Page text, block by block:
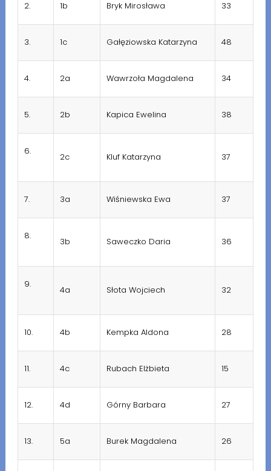
2. 1b Bryk Mirosława 33
3. 1c Gałęziowska Katarzyna 48
4. 2a Wawrzoła Magdalena 34
5. 2b Kapica Ewelina 38
6.
2c Kluf Katarzyna 37
7. 3a Wiśniewska Ewa 37
8.
3b Saweczko Daria 36
9.
4a Słota Wojciech 32
10. 4b Kempka Aldona 28
11. 4c Rubach Elżbieta 15
12. 4d Górny Barbara 27
13. 5a Burek Magdalena 26